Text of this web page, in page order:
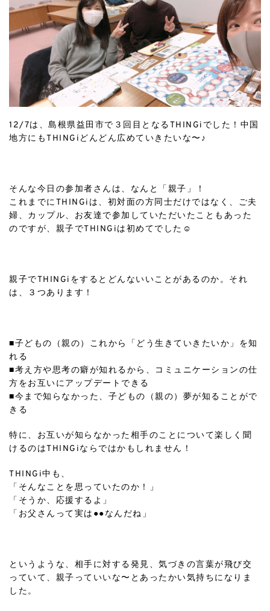
12/7は、島根県益田市で３回目となるTHINGiでした！中国
地方にもTHINGiどんどん広めていきたいな〜♪
そんな今日の参加者さんは、なんと「親子」！
これまでにTHINGiは、初対面の方同士だけではなく、ご夫
婦、カップル、お友達で参加していただいたこともあった
のですが、親子でTHINGiは初めてでした☺️
親子でTHINGiをするとどんないいことがあるのか。それ
は、３つあります！
■子どもの（親の）これから「どう生きていきたいか」を知
れる
■考え方や思考の癖が知れるから、コミュニケーションの仕
方をお互いにアップデートできる
■今まで知らなかった、子どもの（親の）夢が知ることがで
きる ㅤㅤㅤㅤㅤㅤㅤㅤㅤㅤㅤㅤㅤ
特に、お互いが知らなかった相手のことについて楽しく聞
けるのはTHINGiならではかもしれません！ ㅤㅤㅤㅤㅤㅤㅤㅤㅤㅤㅤㅤㅤ
THINGi中も、
「そんなことを思っていたのか！」
「そうか、応援するよ」
「お父さんって実は●●なんだね」
というような、相手に対する発見、気づきの言葉が飛び交
っていて、親子っていいな〜とあったかい気持ちになりま
した。